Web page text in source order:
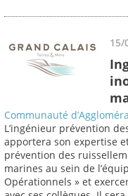
15/
Communauté
L’ingénieur prévention
apportera son expertise
prévention des
marines au sein de
Opérationnels » et